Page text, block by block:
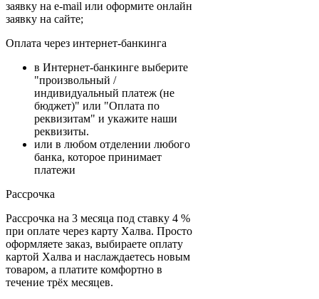
заявку на e-mail или оформите онлайн
заявку на сайте;
Оплата через интернет-банкинга
в Интернет-банкинге выберите
"произвольный /
индивидуальный платеж (не
бюджет)" или "Оплата по
реквизитам" и укажите наши
реквизиты.
или в любом отделении любого
банка, которое принимает
платежи
Рассрочка
Рассрочка на 3 месяца под ставку 4 %
при оплате через карту Халва. Просто
оформляете заказ, выбираете оплату
картой Халва и наслаждаетесь новым
товаром, а платите комфортно в
течение трёх месяцев.